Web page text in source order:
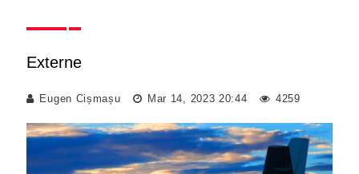
Externe
Eugen Cișmașu Mar 14, 2023 20:44 4259